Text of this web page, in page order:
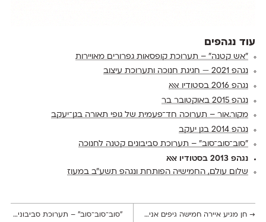
עוד נגהפים
״אש קטנה״ – תערוכת קופסאות גפרורים מאויירות
נגהפ 2021 — חגיגת חנוכה ותערוכת עיצוב
נגהפ 2016 בסטודיו אאא
נגהפ 2015 באוקטובר בר
מקור.אור – תערוכה חד־פעמית של גופי תאורה בגן־יעקב
נגהפ 2014 בגן יעקב
״סוב־סוב־סוב״ – תערוכת סביבונים קטנה לחנוכה
נגהפ 2013 בסטודיו אאא
שלום עולם, החמישיה הפותחת ונגהפ תשע״ב במעוז
→חן מגיע איירה חמישה גיפים אנימטיביים של האות אל״ף ״סוב־סוב־סוב״ – תערוכת סביבונים קטנה לחנוכה